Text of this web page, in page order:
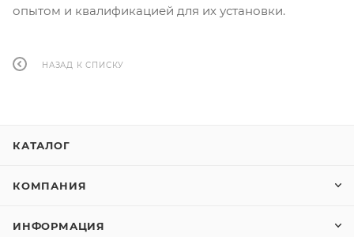
опытом и квалификацией для их установки.
НАЗАД К СПИСКУ
КАТАЛОГ
КОМПАНИЯ
ИНФОРМАЦИЯ